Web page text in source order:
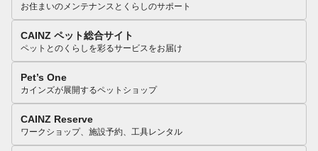
お住まいのメンテナンスとくらしのサポート
CAINZ ペット総合サイト
ペットとのくらしを彩るサービスをお届け
Pet’s One
カインズが展開するペットショップ
CAINZ Reserve
ワークショップ、施設予約、工具レンタル